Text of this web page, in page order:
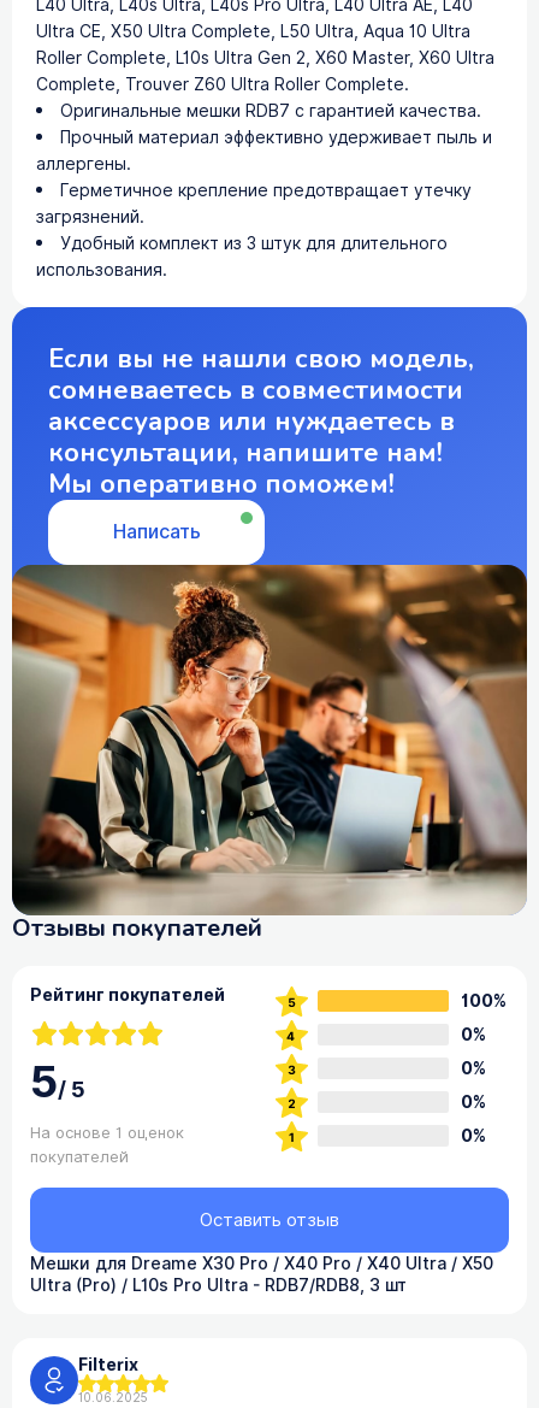
Ultra CE, X50 Ultra Complete, L50 Ultra, Aqua 10 Ultra
Roller Complete, L10s Ultra Gen 2, X60 Master, X60 Ultra
Complete, Trouver Z60 Ultra Roller Complete.
Оригинальные мешки RDB7 с гарантией качества.
Прочный материал эффективно удерживает пыль и
аллергены.
Герметичное крепление предотвращает утечку
загрязнений.
Удобный комплект из 3 штук для длительного
использования.
Если вы не нашли свою модель,
сомневаетесь в совместимости
аксессуаров или нуждаетесь в
консультации, напишите нам!
Мы оперативно поможем!
Написать
Отзывы покупателей
Рейтинг покупателей
5/5
На основе 1 оценок
покупателей
100%
0%
0%
0%
0%
Мешки для Dreame X30 Pro / X40 Pro / X40 Ultra / X50
Ultra (Pro) / L10s Pro Ultra - RDB7/RDB8, 3 шт
Оставить отзыв
Filterix
10.06.2025